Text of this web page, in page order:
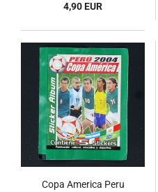
4,90 EUR
Copa America Peru